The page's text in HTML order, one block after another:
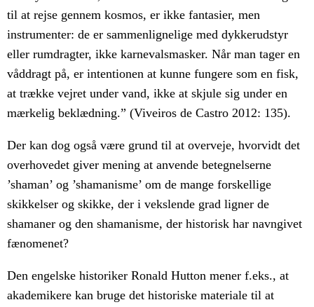
til at rejse gennem kosmos, er ikke fantasier, men
instrumenter: de er sammenlignelige med dykkerudstyr
eller rumdragter, ikke karnevalsmasker. Når man tager en
våddragt på, er intentionen at kunne fungere som en fisk,
at trække vejret under vand, ikke at skjule sig under en
mærkelig beklædning.” (Viveiros de Castro 2012: 135).
Der kan dog også være grund til at overveje, hvorvidt det
overhovedet giver mening at anvende betegnelserne
’shaman’ og ’shamanisme’ om de mange forskellige
skikkelser og skikke, der i vekslende grad ligner de
shamaner og den shamanisme, der historisk har navngivet
fænomenet?
Den engelske historiker Ronald Hutton mener f.eks., at
akademikere kan bruge det historiske materiale til at